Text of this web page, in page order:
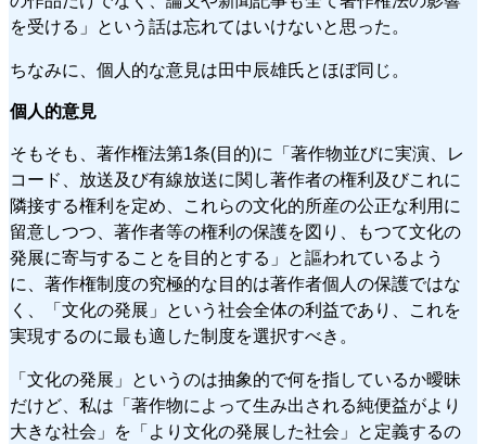
を受ける」という話は忘れてはいけないと思った。
ちなみに、個人的な意見は田中辰雄氏とほぼ同じ。
個人的意見
そもそも、著作権法第1条(目的)に「著作物並びに実演、レ
コード、放送及び有線放送に関し著作者の権利及びこれに
隣接する権利を定め、これらの文化的所産の公正な利用に
留意しつつ、著作者等の権利の保護を図り、もつて文化の
発展に寄与することを目的とする」と謳われているよう
に、著作権制度の究極的な目的は著作者個人の保護ではな
く、「文化の発展」という社会全体の利益であり、これを
実現するのに最も適した制度を選択すべき。
「文化の発展」というのは抽象的で何を指しているか曖昧
だけど、私は「著作物によって生み出される純便益がより
大きな社会」を「より文化の発展した社会」と定義するの